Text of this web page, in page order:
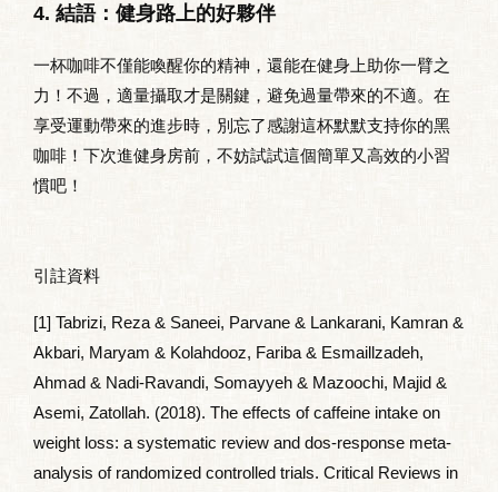
4. 結語：健身路上的好夥伴
一杯咖啡不僅能喚醒你的精神，還能在健身上助你一臂之
力！不過，適量攝取才是關鍵，避免過量帶來的不適。在
享受運動帶來的進步時，別忘了感謝這杯默默支持你的黑
咖啡！下次進健身房前，不妨試試這個簡單又高效的小習
慣吧！
引註資料
[1] Tabrizi, Reza & Saneei, Parvane & Lankarani, Kamran &
Akbari, Maryam & Kolahdooz, Fariba & Esmaillzadeh,
Ahmad & Nadi-Ravandi, Somayyeh & Mazoochi, Majid &
Asemi, Zatollah. (2018). The effects of caffeine intake on
weight loss: a systematic review and dos-response meta-
analysis of randomized controlled trials. Critical Reviews in